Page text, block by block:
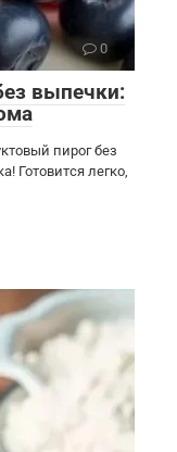
0
выпечки:
пирог без
Готовится легко,